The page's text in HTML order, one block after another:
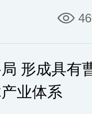
形成具有
业体系